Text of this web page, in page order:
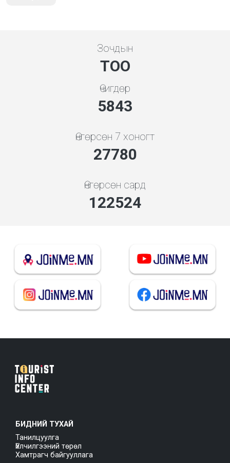
Зочдын
ТОО
Өчигдөр
5843
Өнгөрсөн 7 хоногт
29917
Өнгөрсөн сард
131949
БИДНИЙ ТУХАЙ
Танилцуулга
Үйлчилгээний төрөл
Хамтрагч байгууллага